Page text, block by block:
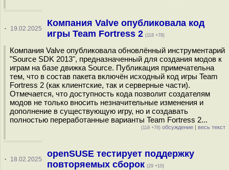
· 19.02.2025
Компания Valve опубликовала код
игры Team Fortress 2 (118 +78)
Компания Valve опубликовала обновлённый инструментарий
"Source SDK 2013", предназначенный для создания модов к
играм на базе движка Source. Публикация примечательна
тем, что в состав пакета включён исходный код игры Team
Fortress 2 (как клиентские, так и серверные части).
Отмечается, что доступность кода позволит создателям
модов не только вносить незначительные изменения и
дополнение в существующую игру, но и создавать
полностью переработанные варианты Team Fortress 2...
(118 +78) обсуждение | весь текст
· 18.02.2025
openSUSE тестирует поддержку
повторяемых сборок (29 +10)